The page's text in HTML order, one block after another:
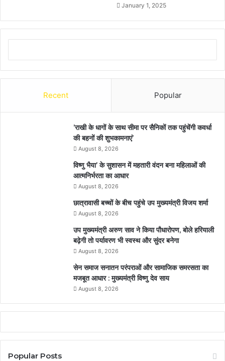
January 1, 2025
Recent Popular
’राखी के धागों के साथ सीमा पर सैनिकों तक पहुंचेंगी कवर्धा
की बहनों की शुभकामनाएं’
August 8, 2026
विष्णु भैया’ के सुशासन में महतारी वंदन बना महिलाओं की
आत्मनिर्भरता का आधार
August 8, 2026
छात्रावासी बच्चों के बीच पहुंचे उप मुख्यमंत्री विजय शर्मा
August 8, 2026
उप मुख्यमंत्री अरुण साव ने किया पौधारोपण, बोले हरियाली
बढ़ेगी तो पर्यावरण भी स्वस्थ और सुंदर बनेगा
August 8, 2026
सेन समाज सनातन परंपराओं और सामाजिक समरसता का
मजबूत आधार : मुख्यमंत्री विष्णु देव साय
August 8, 2026
Popular Posts